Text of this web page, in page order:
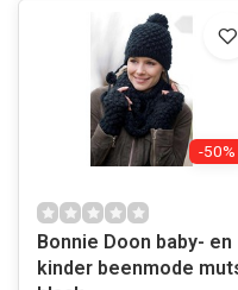
-50%
Bonnie Doon baby- en
kinder beenmode muts